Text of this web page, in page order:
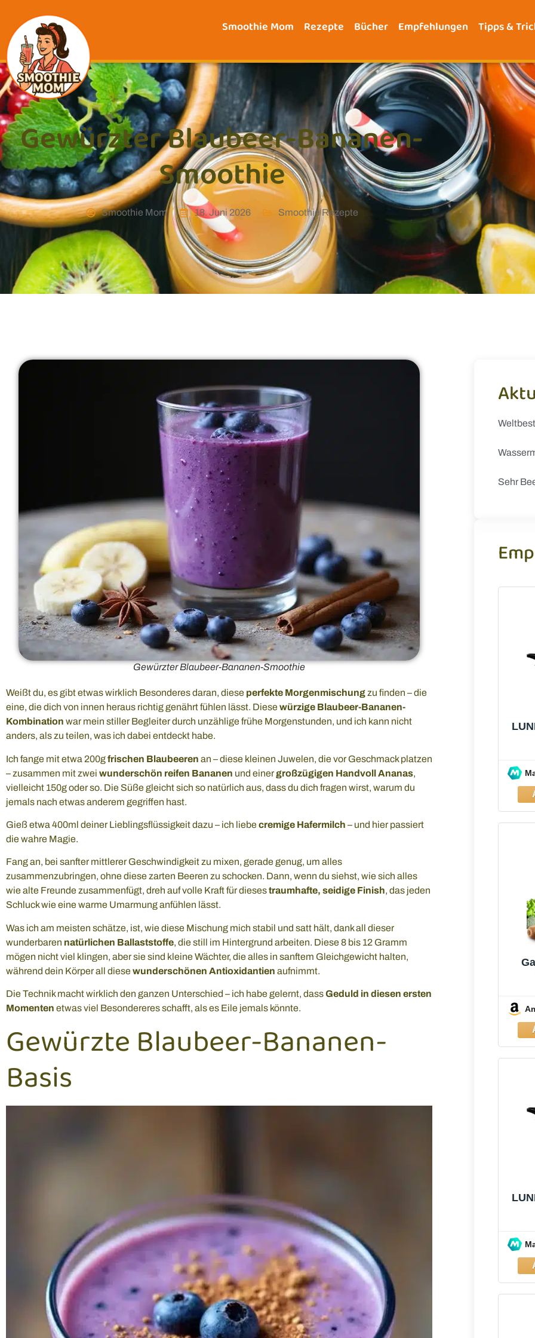
Smoothie Mom Rezepte Bücher Empfehlungen Tipps &
Gewürzter Blaubeer-Bananen-
Smoothie
Smoothie Mom 18. Juni 2026 Smoothie Rezepte
Gewürzter Blaubeer-Bananen-Smoothie
Weißt du, es gibt etwas wirklich Besonderes daran, diese perfekte Morgenmischungzu finden – die
eine, die dich von innen heraus richtig genährt fühlen lässt. Diesewürzige Blaubeer-Bananen-
Kombination war mein stiller Begleiter durch unzählige frühe Morgenstunden, und ich kann nicht
anders, als zu teilen, was ich dabei entdeckt habe.
Ich fange mit etwa 200gfrischen Blaubeeren an – diese kleinen Juwelen, die vor Geschmack platzen
– zusammen mit zwei wunderschön reifen Bananen und einergroßzügigen Handvoll Ananas,
vielleicht 150g oder so. Die Süße gleicht sich so natürlich aus, dass du dich fragen wirst, warum du
jemals nach etwas anderem gegriffen hast.
Gieß etwa 400ml deiner Lieblingsflüssigkeit dazu – ich liebecremige Hafermilch – und hier passiert
die wahre Magie.
Fang an, bei sanfter mittlerer Geschwindigkeit zu mixen, gerade genug, um alles
zusammenzubringen, ohne diese zarten Beeren zu schocken. Dann, wenn du siehst, wie sich alles
wie alte Freunde zusammenfügt, dreh auf volle Kraft für diesestraumhafte, seidige Finish, das jeden
Schluck wie eine warme Umarmung anfühlen lässt.
Was ich am meisten schätze, ist, wie diese Mischung mich stabil und satt hält, dank all dieser
wunderbaren natürlichen Ballaststoffe, die still im Hintergrund arbeiten. Diese 8 bis 12 Gramm
mögen nicht viel klingen, aber sie sind kleine Wächter, die alles in sanftem Gleichgewicht halten,
während dein Körper all diesewunderschönen Antioxidantien aufnimmt.
Die Technik macht wirklich den ganzen Unterschied – ich habe gelernt, dassGeduld in diesen ersten
Momenten etwas viel Besondereres schafft, als es Eile jemals könnte.
Gewürzte Blaubeer-Bananen-
Basis
Sehr